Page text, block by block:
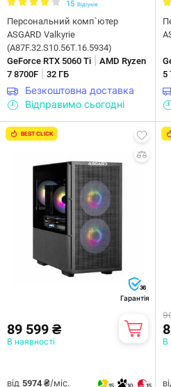
15 Відгуків
Персональний комп`ютер
ASGARD Valkyrie
(A87F.32.S10.56T.16.5934)
GeForce RTX 5060 Ti
AMD Ryzen
7 8700F
32 ГБ
Безкоштовна доставка
Відправимо сьогодні
5
BEST CLICK
36
Гарантія
89 599 ₴
В наявності
від 5974 ₴/міс.
В